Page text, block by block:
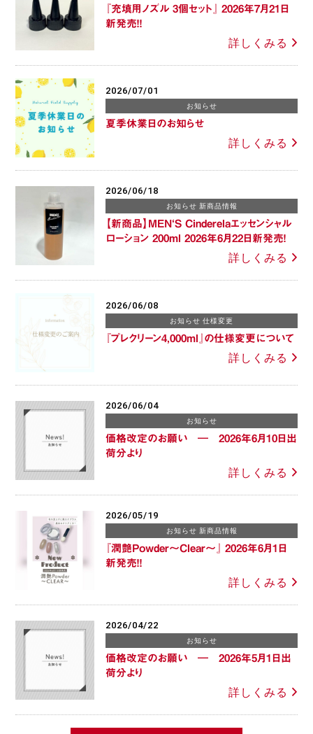
『充填用ノズル 3個セット』 2026年7月21日
新発売！！
詳しくみる
2026/07/01
お知らせ
夏季休業日のお知らせ
詳しくみる
2026/06/18
お知らせ 新商品情報
【新商品】MEN‘S Cinderelaエッセンシャル
ローション 200ml 2026年6月22日新発売！
詳しくみる
2026/06/08
お知らせ 仕様変更
『プレクリーン4,000ml』の仕様変更について
詳しくみる
2026/06/04
お知らせ
価格改定のお願い ― 2026年6月10日出
荷分より
詳しくみる
2026/05/19
お知らせ 新商品情報
『潤艶Powder～Clear～』 2026年6月1日
新発売！！
詳しくみる
2026/04/22
お知らせ
価格改定のお願い ― 2026年5月1日出
荷分より
詳しくみる